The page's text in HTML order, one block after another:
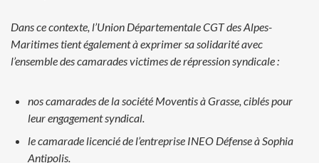
Dans ce contexte, l’Union Départementale CGT des Alpes-
Maritimestient également à exprimer sa solidarité avec
l’ensemble des camaradesvictimes de répression syndicale :
nos camarades de la société Moventis à Grasse, ciblés pour
leurengagement syndical.
le camarade licencié de l’entreprise INEO Défense à Sophia
Antipolis.